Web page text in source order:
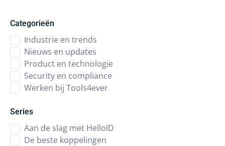
Categorieën
Industrie en trends
Nieuws en updates
Product en technologie
Security en compliance
Werken bij Tools4ever
Series
Aan de slag met HelloID
De beste koppelingen